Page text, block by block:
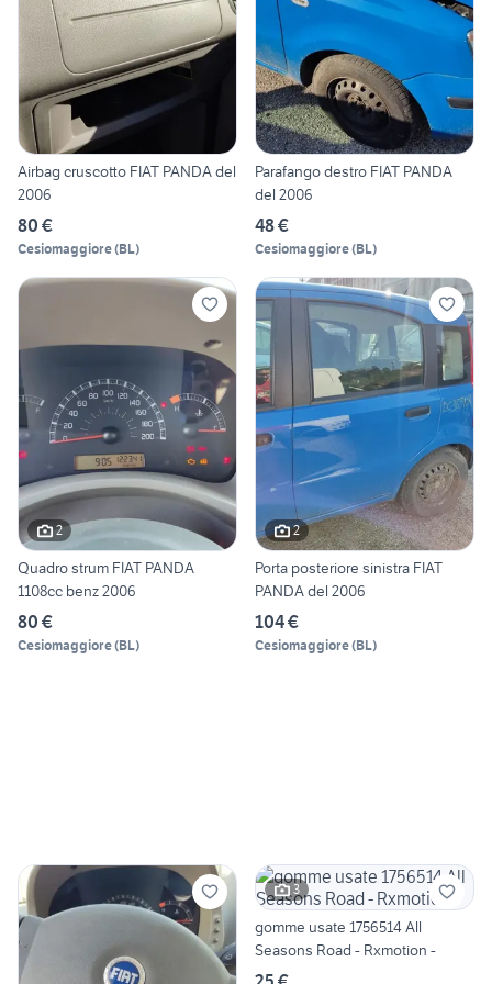
Airbag cruscotto FIAT PANDA del
2006
80 €
Cesiomaggiore(BL)
Parafango destro FIAT PANDA
del 2006
48 €
Cesiomaggiore(BL)
2
Quadro strum FIAT PANDA
1108cc benz 2006
80 €
Cesiomaggiore(BL)
2
Porta posteriore sinistra FIAT
PANDA del 2006
104 €
Cesiomaggiore(BL)
3
gomme usate 1756514 All
Seasons Road - Rxmotion -